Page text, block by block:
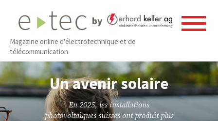
by
Magazine online d'électrotechnique et de
télécommunication
Un avenir solaire
En 2025, les installations
photovoltaïques suisses ont produit plus